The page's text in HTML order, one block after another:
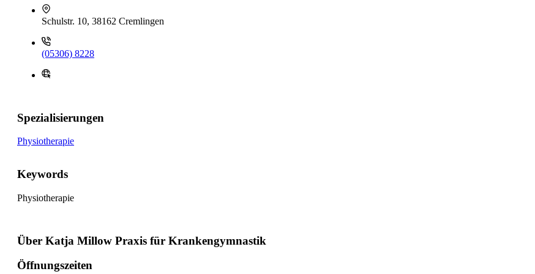
Schulstr. 10, 38162 Cremlingen
(05306) 8228
Spezialisierungen
Physiotherapie
Keywords
Physiotherapie
Über Katja Millow Praxis für Krankengymnastik
Öffnungszeiten